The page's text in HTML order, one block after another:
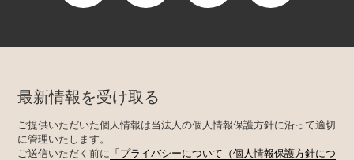
最新情報を受け取る
ご提供いただいた個人情報は当法人の個人情報保護方針に沿って適切
に管理いたします。
ご送信いただく前に
「プライバシーについて（個人情報保護方針につ